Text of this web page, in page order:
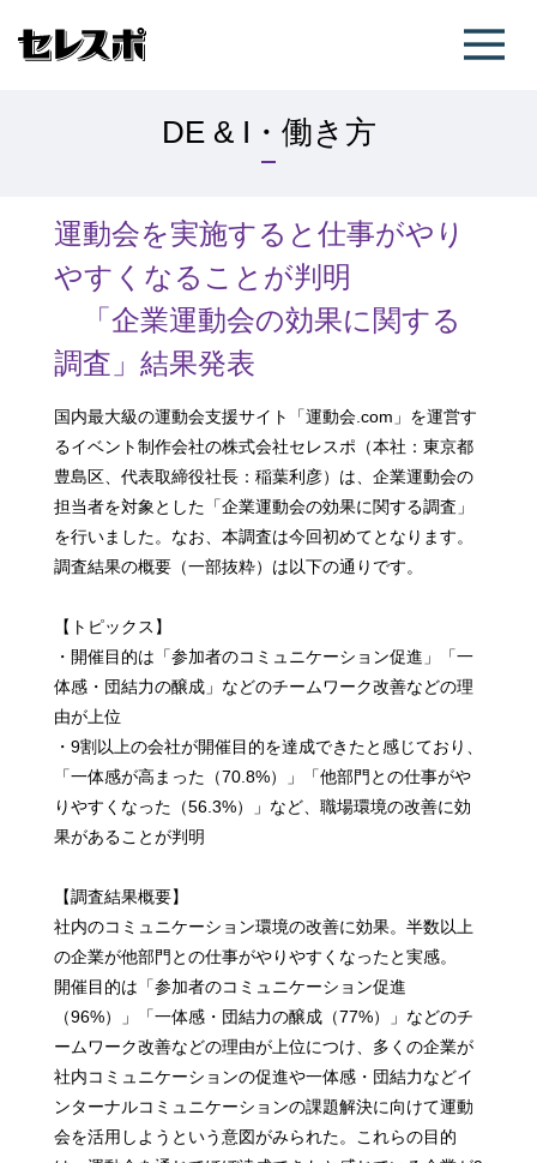
DE & I・働き方
運動会を実施すると仕事がやり
やすくなることが判明
「企業運動会の効果に関する
調査」結果発表
国内最大級の運動会支援サイト「運動会.com」を運営す
るイベント制作会社の株式会社セレスポ（本社：東京都
豊島区、代表取締役社長：稲葉利彦）は、企業運動会の
担当者を対象とした「企業運動会の効果に関する調査」
を行いました。なお、本調査は今回初めてとなります。
調査結果の概要（一部抜粋）は以下の通りです。
【トピックス】
・開催目的は「参加者のコミュニケーション促進」「一
体感・団結力の醸成」などのチームワーク改善などの理
由が上位
・9割以上の会社が開催目的を達成できたと感じており、
「一体感が高まった（70.8%）」「他部門との仕事がや
りやすくなった（56.3%）」など、職場環境の改善に効
果があることが判明
【調査結果概要】
社内のコミュニケーション環境の改善に効果。半数以上
の企業が他部門との仕事がやりやすくなったと実感。
開催目的は「参加者のコミュニケーション促進
（96%）」「一体感・団結力の醸成（77%）」などのチ
ームワーク改善などの理由が上位につけ、多くの企業が
社内コミュニケーションの促進や一体感・団結力などイ
ンターナルコミュニケーションの課題解決に向けて運動
会を活用しようという意図がみられた。これらの目的